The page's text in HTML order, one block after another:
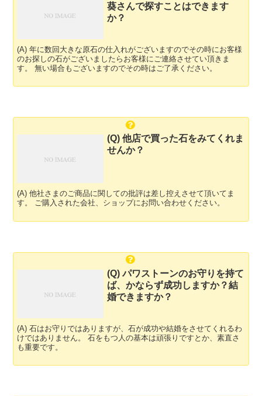
葵さんで探すことはできます
か？
(A) 年に数回大きな原石の仕入れがございますのでその時にお客様
のお探しの石がございましたらお客様にご連絡させてい頂きま
す。 無い場合もございますのでその時はご了承ください。
(Q) 他店で買った石をみてくれま
せんか？
(A) 他社さまのご商品に関しての批評は差し控えさせて頂いてま
す。 ご購入された会社、ショップにお問い合わせください。
(Q) パワストーンのお守りを持て
ば、かならず成功しますか？結
婚できますか？
(A) 石はお守りではありますが、石が成功や結婚をさせてくれるわ
けではありません。 石をもつ人の基本は頑張りですとか、素直さ
も重要です。